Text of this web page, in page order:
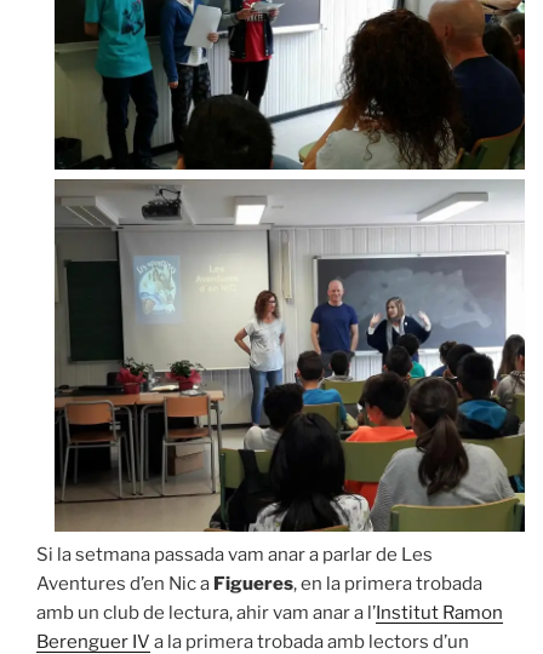
Si la setmana passada vam anar a parlar de Les
Aventures d’en Nic a Figueres, en la primera trobada
amb un club de lectura, ahir vam anar a l’Institut Ramon
Berenguer IV a la primera trobada amb lectors d’un